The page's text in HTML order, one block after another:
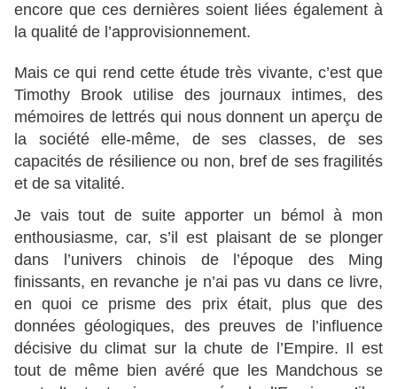
encore que ces dernières soient liées également à
la qualité de l’approvisionnement.
Mais ce qui rend cette étude très vivante, c’est que
Timothy Brook utilise des journaux intimes, des
mémoires de lettrés qui nous donnent un aperçu de
la société elle-même, de ses classes, de ses
capacités de résilience ou non, bref de ses fragilités
et de sa vitalité.
Je vais tout de suite apporter un bémol à mon
enthousiasme, car, s’il est plaisant de se plonger
dans l’univers chinois de l’époque des Ming
finissants, en revanche je n’ai pas vu dans ce livre,
en quoi ce prisme des prix était, plus que des
données géologiques, des preuves de l’influence
décisive du climat sur la chute de l’Empire. Il est
tout de même bien avéré que les Mandchous se